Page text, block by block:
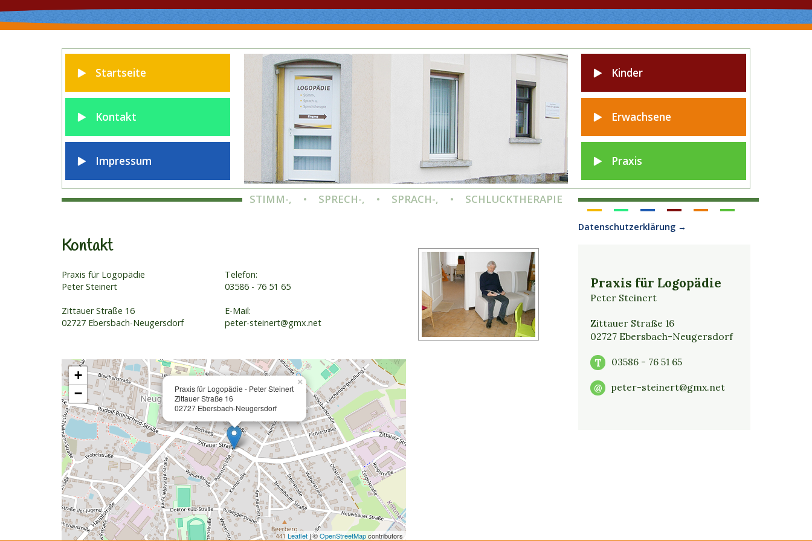
Startseite
Kontakt
Impressum
STIMM-, • SPRECH-, • SPRACH-, • SCHLUCKTHERAPIE
Kinder
Erwachsene
Praxis
STIMM-, • SPRECH-, • SPRACH-, • SCHLUCKTHERAPIE
Kontakt
Praxis für Logopädie
Peter Steinert
Zittauer Straße 16
02727 Ebersbach-Neugersdorf
Telefon:
03586 - 76 51 65
E-Mail:
peter-steinert@gmx.net
Praxis für Logopädie - Peter Steinert
Zittauer Straße 16
02727 Ebersbach-Neugersdorf
×
+
−
Leaflet | ©OpenStreetMapcontributors
Datenschutzerklärung →
Praxis für Logopädie
Peter Steinert
Zittauer Straße 16
02727 Ebersbach-Neugersdorf
T 03586 - 76 51 65
@ peter-steinert@gmx.net